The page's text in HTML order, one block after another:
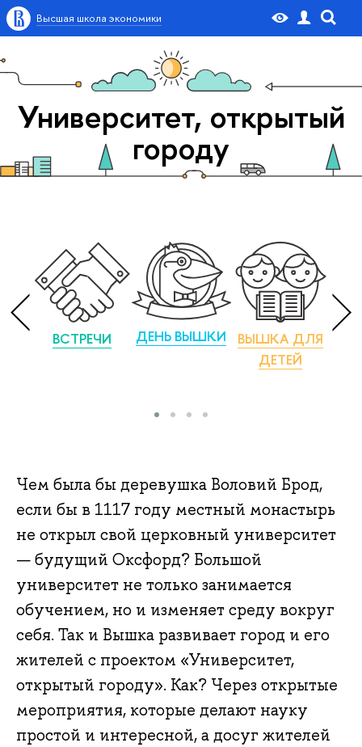
Высшая школа экономики
Университет, открытый
городу
ВСТРЕЧИ ДЕНЬ ВЫШКИ
ВЫШКА ДЛЯ
ДЕТЕЙ
Чем была бы деревушка Воловий Брод,
если бы в 1117 году местный монастырь
не открыл свой церковный университет
— будущий Оксфорд? Большой
университет не только занимается
обучением, но и изменяет среду вокруг
себя. Так и Вышка развивает город и его
жителей с проектом «Университет,
открытый городу». Как? Через открытые
мероприятия, которые делают науку
простой и интересной, а досуг жителей